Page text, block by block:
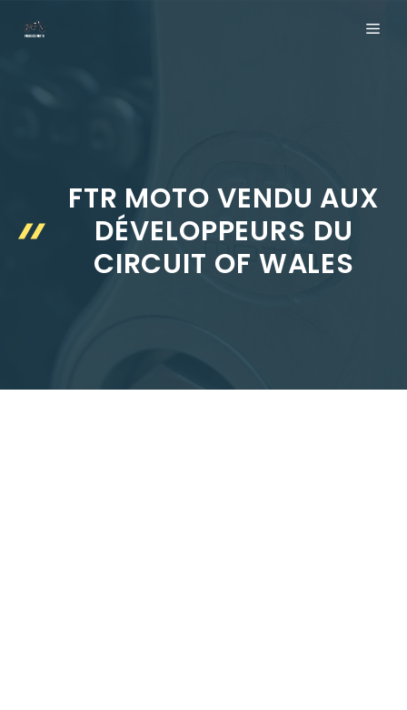
FTR MOTO VENDU AUX
DÉVELOPPEURS DU
CIRCUIT OF WALES